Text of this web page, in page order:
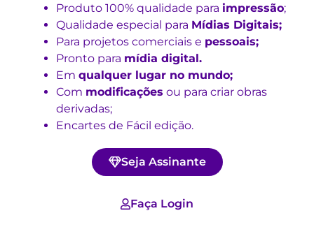
Produto 100% qualidade para impressão;
Qualidade especial para Mídias Digitais;
Para projetos comerciais e pessoais;
Pronto para mídia digital.
Em qualquer lugar no mundo;
Com modificações ou para criar obras
derivadas;
Encartes de Fácil edição.
Seja Assinante
Faça Login